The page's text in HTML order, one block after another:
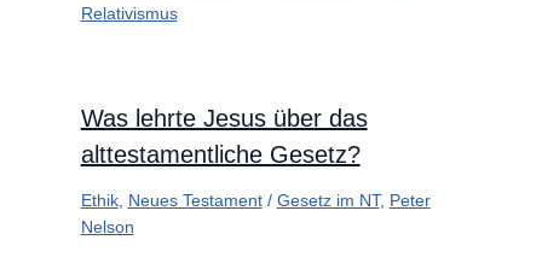
Relativismus
Was lehrte Jesus über das
alttestamentliche Gesetz?
Ethik, Neues Testament/ Gesetz im NT, Peter
Nelson